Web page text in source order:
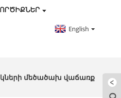
English
մեծածախ վաճառք